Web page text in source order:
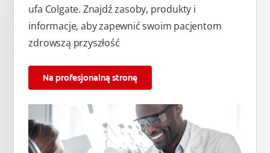
ufa Colgate. Znajdź zasoby, produkty i
informacje, aby zapewnić swoim pacjentom
zdrowszą przyszłość
Na profesjonalną stronę